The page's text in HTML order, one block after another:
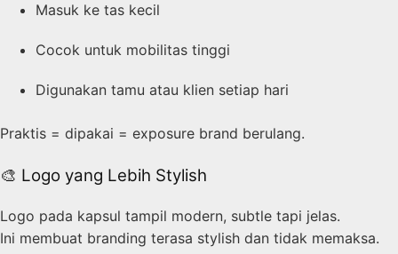
Masuk ke tas kecil
Cocok untuk mobilitas tinggi
Digunakan tamu atau klien setiap hari
Praktis = dipakai = exposure brand berulang.
🎨 Logo yang Lebih Stylish
Logo pada kapsul tampil modern, subtle tapi jelas.
Ini membuat branding terasa stylish dan tidak memaksa.